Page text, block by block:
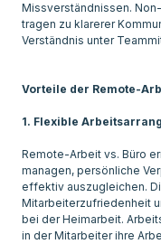
Missverständnissen.
tragen zu klarerer
Verständnis unter
Vorteile der Remote-
1. Flexible
Remote-Arbeit vs. Büro
managen, persönliche
effektiv auszugleichen.
Mitarbeiterzufriedenheit
bei der Heimarbeit.
in der Mitarbeiter ihre